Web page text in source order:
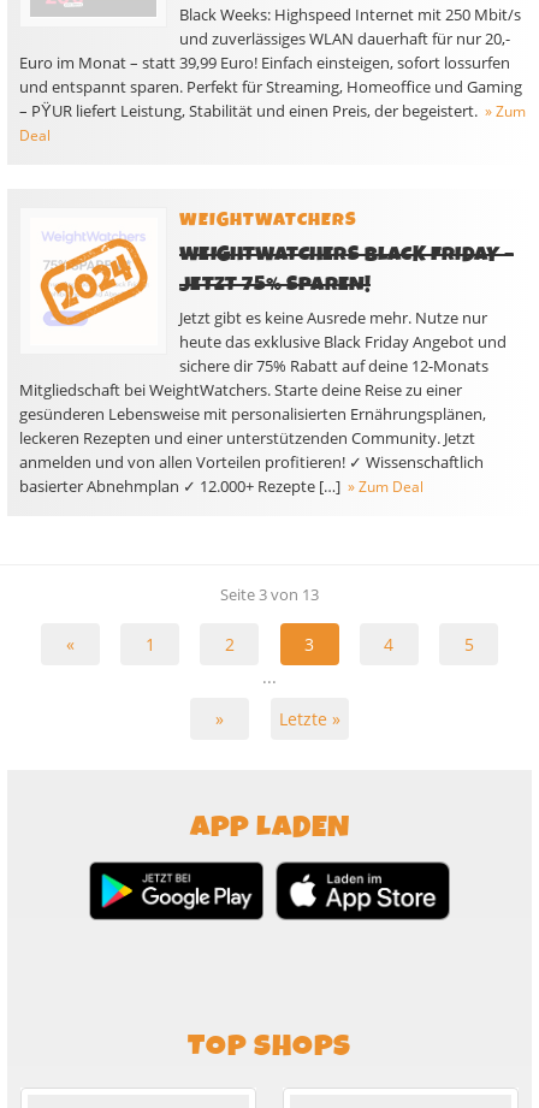
Black Weeks: Highspeed Internet mit 250 Mbit/s
und zuverlässiges WLAN dauerhaft für nur 20,-
Euro im Monat – statt 39,99 Euro! Einfach einsteigen, sofort lossurfen
und entspannt sparen. Perfekt für Streaming, Homeoffice und Gaming
– PΫUR liefert Leistung, Stabilität und einen Preis, der begeistert. » Zum
Deal
WEIGHTWATCHERS
WEIGHTWATCHERS BLACK FRIDAY –
JETZT 75% SPAREN!
Jetzt gibt es keine Ausrede mehr. Nutze nur
heute das exklusive Black Friday Angebot und
sichere dir 75% Rabatt auf deine 12-Monats
Mitgliedschaft bei WeightWatchers. Starte deine Reise zu einer
gesünderen Lebensweise mit personalisierten Ernährungsplänen,
leckeren Rezepten und einer unterstützenden Community. Jetzt
anmelden und von allen Vorteilen profitieren! ✓ Wissenschaftlich
basierter Abnehmplan ✓ 12.000+ Rezepte […] » Zum Deal
Seite 3 von 13
« 1 2 3 4
5
...
»
Letzte »
APP LADEN
TOP SHOPS